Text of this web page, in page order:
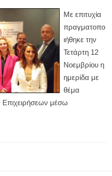
Με επιτυχία
πραγματοπο
ιήθηκε την
Τετάρτη 12
Νοεμβρίου η
ημερίδα με
θέμα
Επιχειρήσεων μέσω